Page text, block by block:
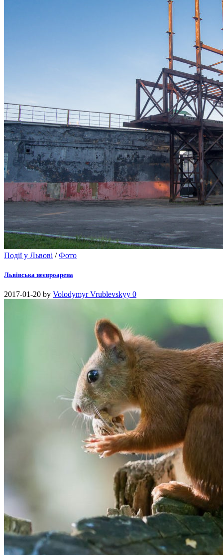
Події у Львові /Фото
Львівська неєвроарена
2017-01-20 by Volodymyr Vrublevskyy 0